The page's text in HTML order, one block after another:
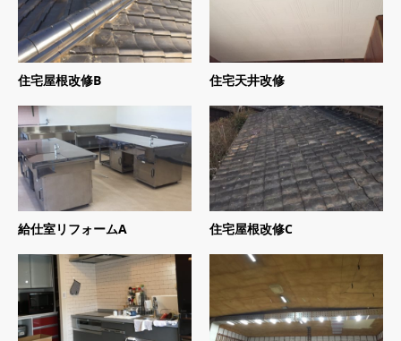
住宅屋根改修B 住宅天井改修
給仕室リフォームA 住宅屋根改修C